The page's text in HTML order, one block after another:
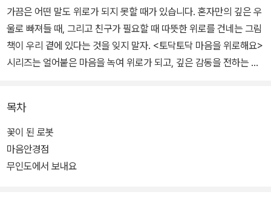
가끔은 어떤 말도 위로가 되지 못할 때가 있습니다. 혼자만의 깊은 우
울로 빠져들 때, 그리고 친구가 필요할 때 따뜻한 위로를 건네는 그림
책이 우리 곁에 있다는 것을 잊지 말자. <토닥토닥 마음을 위로해요>
시리즈는 얼어붙은 마음을 녹여 위로가 되고, 깊은 감동을 전하는 그
목차
꽃이 된 로봇
마음안경점
무인도에서 보내요